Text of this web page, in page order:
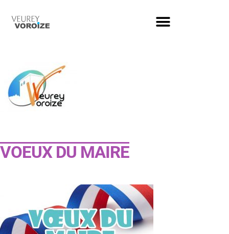
VOEUX DU MAIRE